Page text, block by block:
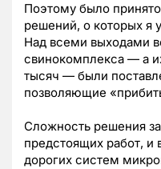
Поэтому было
решений, о которых я
Над всеми выходами
свинокомплекса — а
тысяч — были
позволяющие
Сложность решения
предстоящих работ, и
дорогих систем